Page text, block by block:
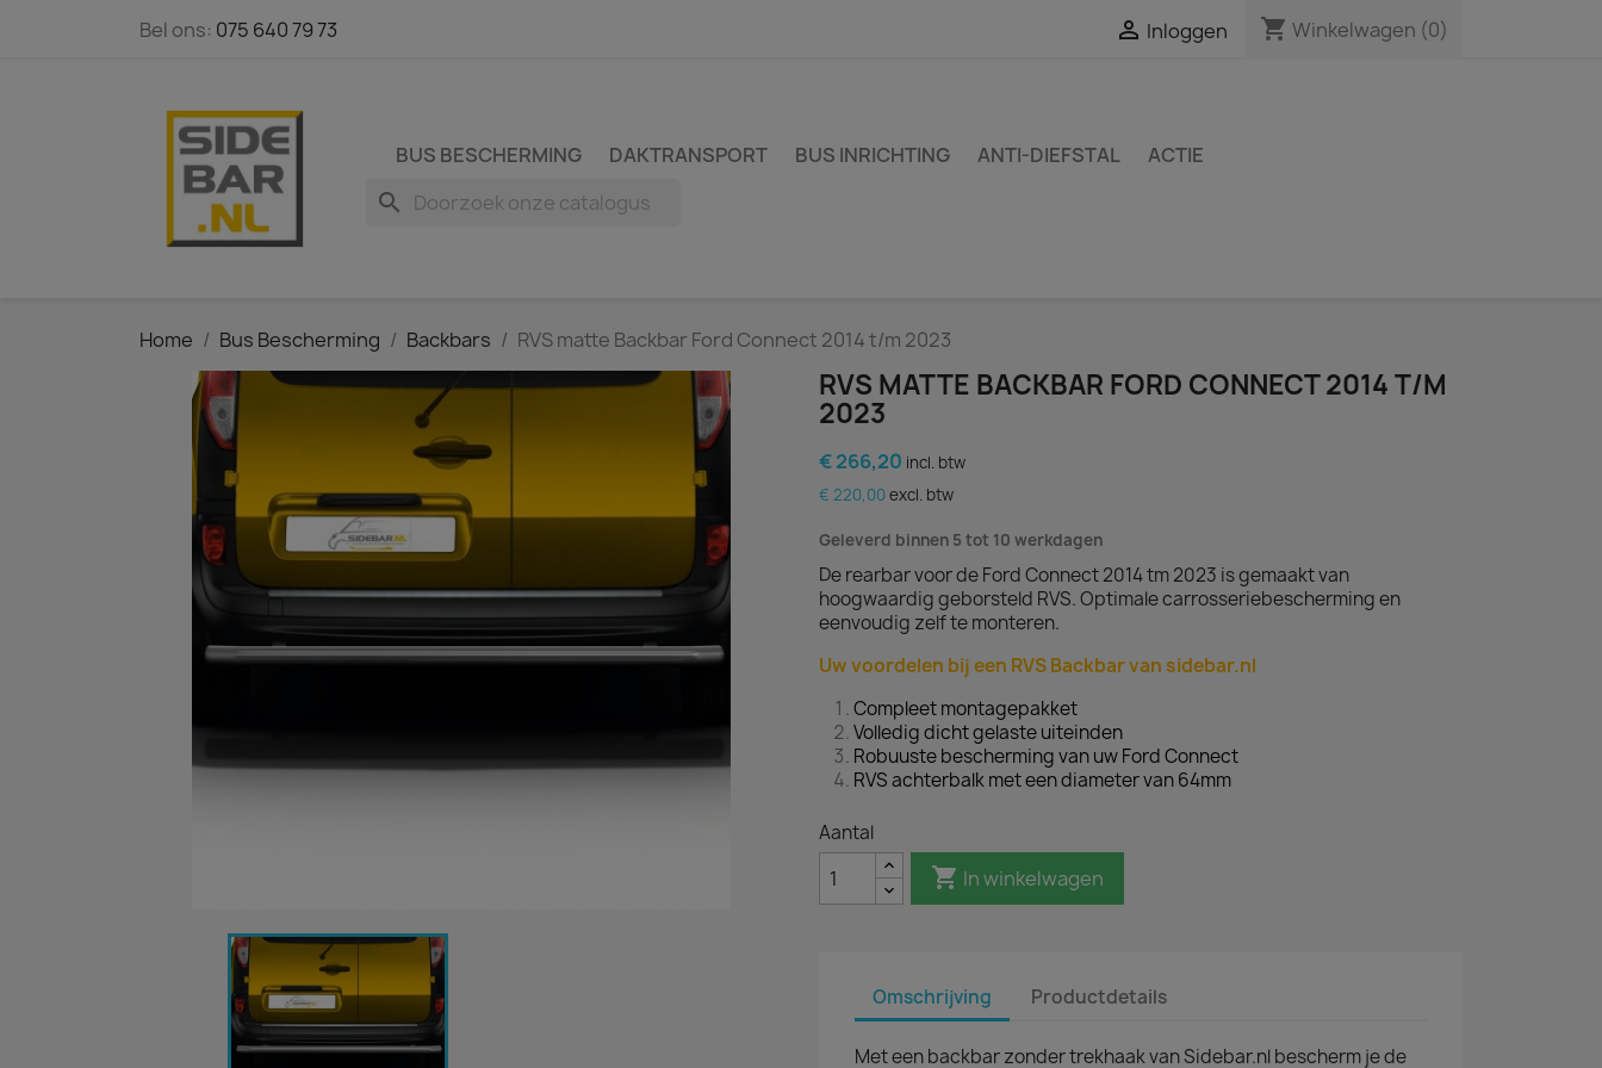
Bel ons: 075 640 79 73  Inloggen shopping_cart Winkelwagen (0)
BUS BESCHERMING DAKTRANSPORT BUS INRICHTING ANTI-DIEFSTAL ACTIE
search
Home Bus Bescherming Backbars RVS matte Backbar Ford Connect 2014 t/m 2023
RVS MATTE BACKBAR FORD CONNECT 2014 T/M
2023
€ 266,20 incl. btw
€ 220,00 excl. btw
Geleverd binnen 5 tot 10 werkdagen
De rearbar voor de Ford Connect 2014 tm 2023 is gemaakt van
hoogwaardig geborsteld RVS. Optimale carrosseriebescherming en
eenvoudig zelf te monteren.
Uw voordelen bij een RVS Backbar van sidebar.nl
Compleet montagepakket
Volledig dicht gelaste uiteinden
Robuuste bescherming van uw Ford Connect
RVS achterbalk met een diameter van 64mm
Aantal
 In winkelwagen
Omschrijving Productdetails
Met een backbar zonder trekhaak van Sidebar.nl bescherm je de